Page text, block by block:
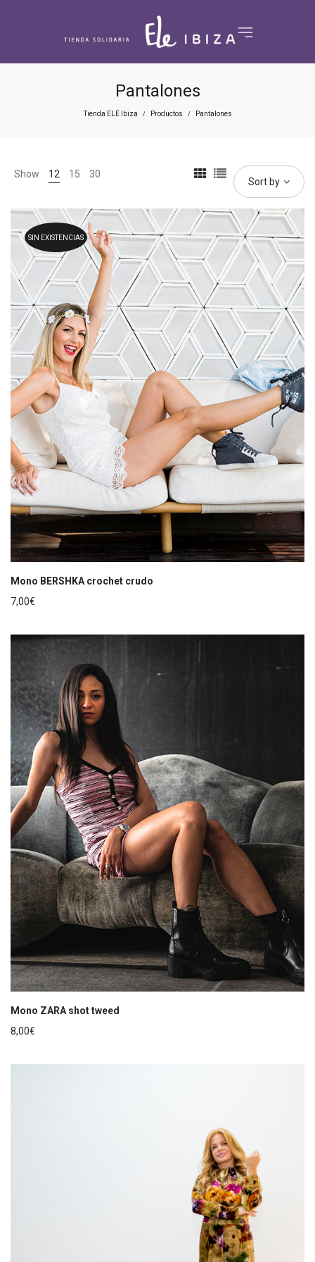
Pantalones
Tienda ELE Ibiza / Productos / Pantalones
Show 12 15 30
Sort by
SIN EXISTENCIAS
Mono BERSHKA crochet crudo
7,00€
Mono ZARA shot tweed
8,00€